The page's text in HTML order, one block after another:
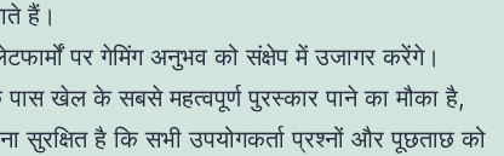
हैं।
पर गेमिंग अनुभव को संक्षेप में उजागर करेंगे।
खेल के सबसे महत्वपूर्ण पुरस्कार पाने का मौका है,
सुरक्षित है कि सभी उपयोगकर्ता प्रश्नों और पूछताछ को